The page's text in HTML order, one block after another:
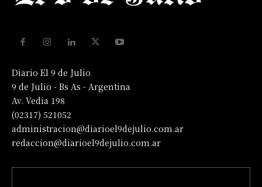
Diario El 9 de Julio
9 de Julio - Bs As - Argentina
Av. Vedia 198
(02317) 521052
administracion@diarioel9dejulio.com.ar
redaccion@diarioel9dejulio.com.ar